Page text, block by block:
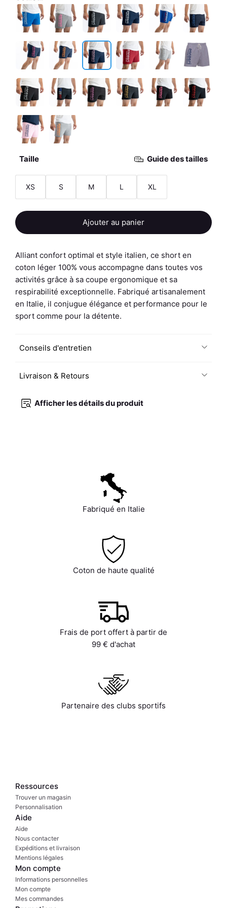
Taille Guide des tailles
XS S M L XL
quantité
de
Homme
-
Uni
A
-
Bleu
Rose
Ajouter au panier
Alliant confort optimal et style italien, ce short en
coton léger 100% vous accompagne dans toutes vos
activités grâce à sa coupe ergonomique et sa
respirabilité exceptionnelle. Fabriqué artisanalement
en Italie, il conjugue élégance et performance pour le
sport comme pour la détente.
Conseils d'entretien
Livraison & Retours
Afficher les détails du produit
Fabriqué en Italie
Coton de haute qualité
Frais de port offert à partir de
99 € d'achat
Partenaire des clubs sportifs
Ressources
Trouver un magasin
Personnalisation
Aide
Aide
Nous contacter
Expéditions et livraison
Mentions légales
Mon compte
Informations personnelles
Mon compte
Mes commandes